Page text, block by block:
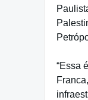
“Essa